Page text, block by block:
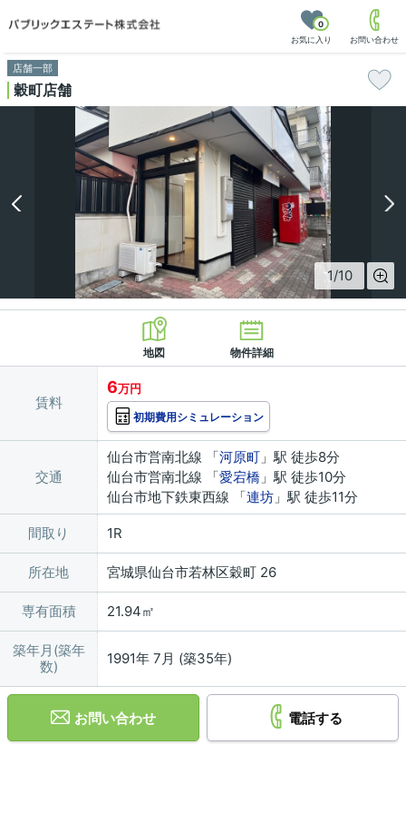
お気に入り
0
お問い合わせ
店舗一部
穀町店舗
1/10
地図 物件詳細
賃料
6万円
初期費用シミュレーション
交通
仙台市営南北線 「河原町 」駅 徒歩8分
仙台市営南北線 「愛宕橋 」駅 徒歩10分
仙台市地下鉄東西線 「連坊 」駅 徒歩11分
間取り 1R
所在地 宮城県仙台市若林区穀町 26
専有面積 21.94㎡
築年月(築年
数)
1991年 7月 (築35年)
お問い合わせ 電話する